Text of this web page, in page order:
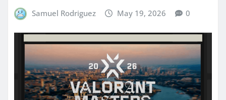
Samuel Rodriguez May 19, 2026 0